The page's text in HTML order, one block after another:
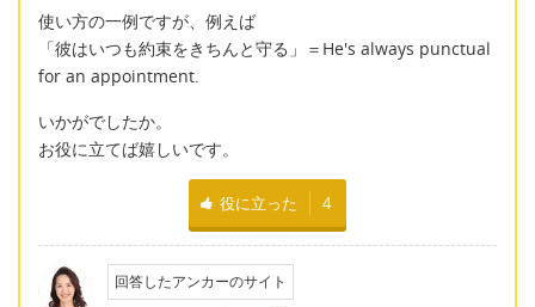
使い方の一例ですが、例えば
「彼はいつも約束をきちんと守る」＝He's always punctual
for an appointment.
いかがでしたか。
お役に立てば嬉しいです。
役に立った 4
回答したアンカーのサイト